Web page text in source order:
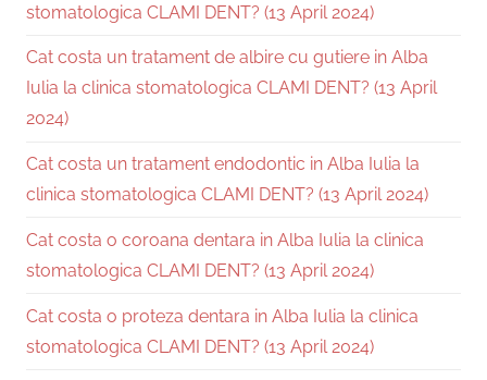
stomatologica CLAMI DENT? (13 April 2024)
Cat costa un tratament de albire cu gutiere in Alba
Iulia la clinica stomatologica CLAMI DENT? (13 April
2024)
Cat costa un tratament endodontic in Alba Iulia la
clinica stomatologica CLAMI DENT? (13 April 2024)
Cat costa o coroana dentara in Alba Iulia la clinica
stomatologica CLAMI DENT? (13 April 2024)
Cat costa o proteza dentara in Alba Iulia la clinica
stomatologica CLAMI DENT? (13 April 2024)